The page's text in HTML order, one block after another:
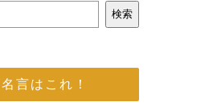
検索
言はこれ！